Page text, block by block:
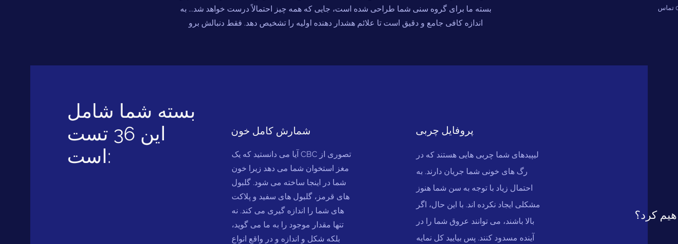
بسته ما برای گروه سنی شما طراحی شده است، جایی که همه چیز احتمالاً درست خواهد شد... به
اندازه کافی جامع و دقیق است تا علائم هشدار دهنده اولیه را تشخیص دهد. فقط دنبالش برو
01143794200 تماس
بسته شما شامل
این 36 تست
است:
شمارش کامل خون
آیا می دانستید که یک CBC تصوری از
مغز استخوان شما می دهد زیرا خون
شما در اینجا ساخته می شود. گلبول
های قرمز، گلبول های سفید و پلاکت
های شما را اندازه گیری می کند. نه
تنها مقدار موجود را به ما می گوید،
بلکه شکل و اندازه و در واقع انواع
پروفایل چربی
لیپیدهای شما چربی هایی هستند که در
رگ های خونی شما جریان دارند. به
احتمال زیاد با توجه به سن شما هنوز
مشکلی ایجاد نکرده اند. با این حال، اگر
بالا باشند، می توانند عروق شما را در
آینده مسدود کنند. پس بیایید کل نمایه
کرد؟